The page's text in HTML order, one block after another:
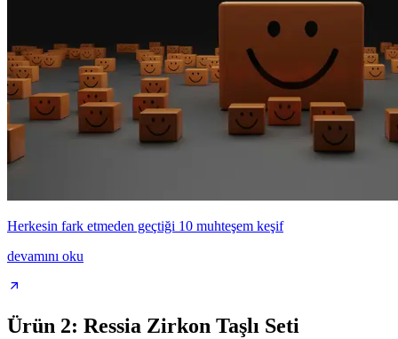
Herkesin fark etmeden geçtiği 10 muhteşem keşif
devamını oku
Ürün 2: Ressia Zirkon Taşlı Seti